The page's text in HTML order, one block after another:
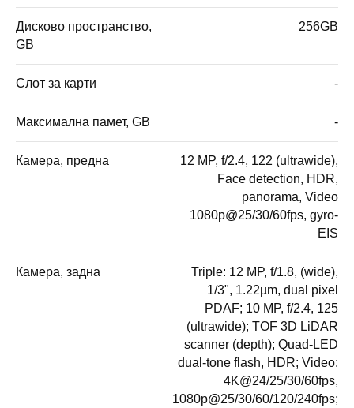
Дисково пространство,
GB
256GB
Слот за карти -
Максимална памет, GB -
Камера, предна
12 MP, f/2.4, 122 (ultrawide),
Face detection, HDR,
panorama, Video
1080p@25/30/60fps, gyro-
EIS
Камера, задна
Triple: 12 MP, f/1.8, (wide),
1/3", 1.22µm, dual pixel
PDAF; 10 MP, f/2.4, 125
(ultrawide); TOF 3D LiDAR
scanner (depth); Quad-LED
dual-tone flash, HDR; Video:
4K@24/25/30/60fps,
1080p@25/30/60/120/240fps;